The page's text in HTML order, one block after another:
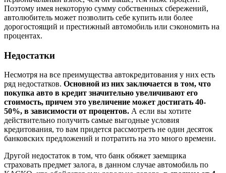
Поэтому имея некоторую сумму собственных сбережений,
автолюбитель может позволить себе купить или более
дорогостоящий и престижный автомобиль или сэкономить на
процентах.
Недостатки
Несмотря на все преимущества автокредитования у них есть
ряд недостатков. Основной из них заключается в том, что
покупка авто в кредит значительно увеличивают его
стоимость, причем это увеличение может достигать 40-
50%, в зависимости от процентов. А если вы хотите
действительно получить самые выгодные условия
кредитования, то вам придется рассмотреть не один десяток
банковских предложений и потратить на это много времени.
Другой недостаток в том, что банк обяжет заемщика
страховать предмет залога, в данном случае автомобиль по